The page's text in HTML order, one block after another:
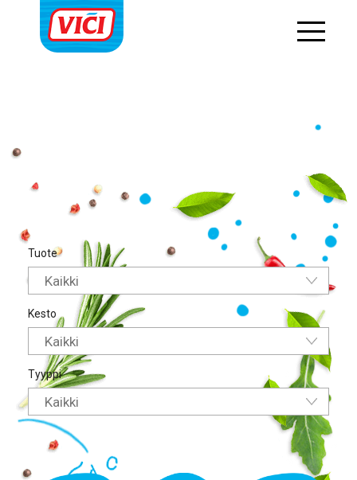
string(16) "uncategorized-fi"
Tuote
Kaikki
Kesto
Kaikki
Tyyppi
Kaikki